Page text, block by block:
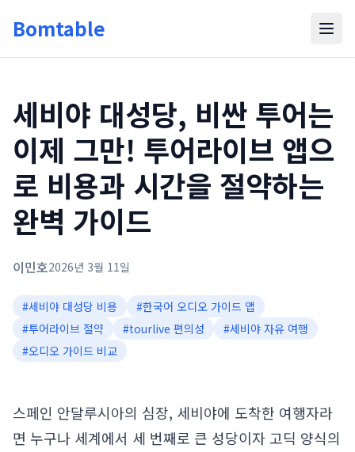
Bomtable
세비야 대성당, 비싼 투어는
이제 그만! 투어라이브 앱으
로 비용과 시간을 절약하는
완벽 가이드
이민호2026년 3월 11일
#세비야 대성당 비용 #한국어 오디오 가이드 앱
#투어라이브 절약 #tourlive 편의성 #세비야 자유 여행
#오디오 가이드 비교
스페인 안달루시아의 심장, 세비야에 도착한 여행자라
면 누구나 세계에서 세 번째로 큰 성당이자 고딕 양식의